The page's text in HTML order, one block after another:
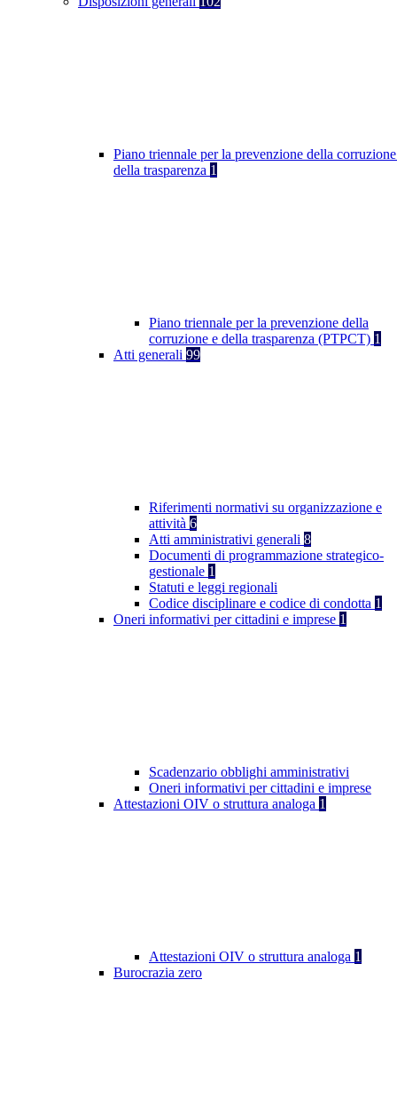
Piano triennale per la prevenzione della
della trasparenza 1
Piano triennale per la prevenzione della
corruzione e della trasparenza (PTPCT) 1
Atti generali 99
Riferimenti normativi su organizzazione e
attività 6
Atti amministrativi generali 8
Documenti di programmazione strategico-
gestionale 1
Statuti e leggi regionali
Codice disciplinare e codice di condotta 1
Oneri informativi per cittadini e imprese 1
Scadenzario obblighi amministrativi
Oneri informativi per cittadini e imprese
Attestazioni OIV o struttura analoga 1
Attestazioni OIV o struttura analoga 1
Burocrazia zero